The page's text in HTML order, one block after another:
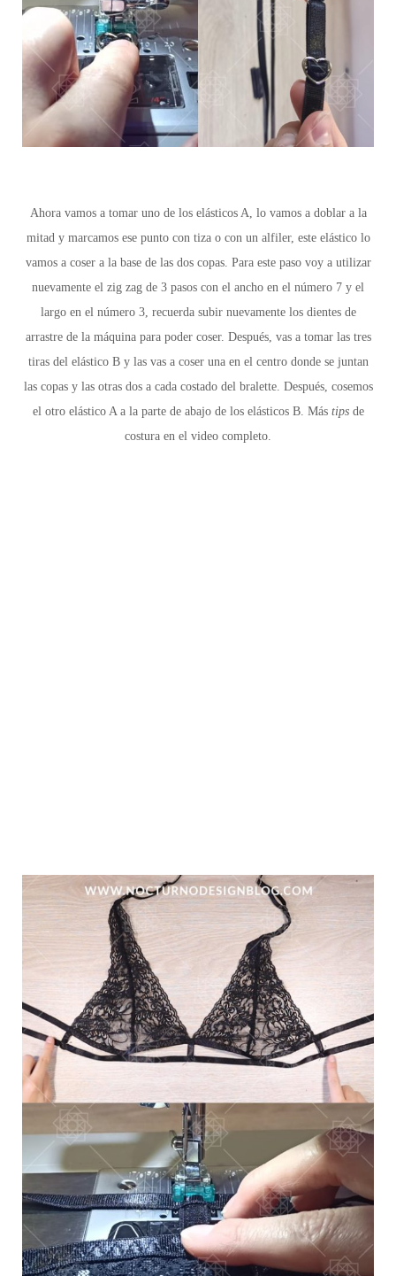
Ahora vamos a tomar uno de los elásticos A, lo vamos a doblar a la
mitad y marcamos ese punto con tiza o con un alfiler, este elástico lo
vamos a coser a la base de las dos copas. Para este paso voy a utilizar
nuevamente el zig zag de 3 pasos con el ancho en el número 7 y el
largo en el número 3, recuerda subir nuevamente los dientes de
arrastre de la máquina para poder coser. Después, vas a tomar las tres
tiras del elástico B y las vas a coser una en el centro donde se juntan
las copas y las otras dos a cada costado del bralette. Después, cosemos
el otro elástico A a la parte de abajo de los elásticos B. Más tipsde
costura en el video completo.